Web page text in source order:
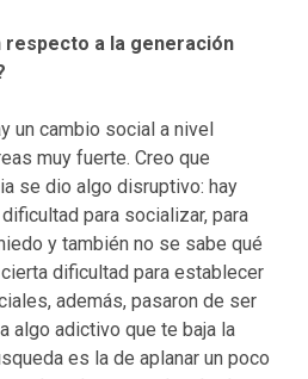
respecto a la generación
un cambio social a nivel
muy fuerte. Creo que
se dio algo disruptivo: hay
para socializar, para
y también no se sabe qué
dificultad para establecer
además, pasaron de ser
algo adictivo que te baja la
es la de aplanar un poco